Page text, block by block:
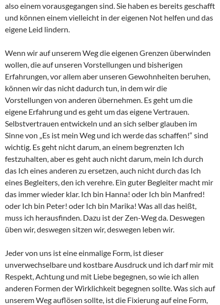
also einem vorausgegangen sind. Sie haben es bereits geschafft
und können einem vielleicht in der eigenen Not helfen und das
eigene Leid lindern.
Wenn wir auf unserem Weg die eigenen Grenzen überwinden
wollen, die auf unseren Vorstellungen und bisherigen
Erfahrungen, vor allem aber unseren Gewohnheiten beruhen,
können wir das nicht dadurch tun, in dem wir die
Vorstellungen von anderen übernehmen. Es geht um die
eigene Erfahrung und es geht um das eigene Vertrauen.
Selbstvertrauen entwickeln und an sich selber glauben im
Sinne von „Es ist mein Weg und ich werde das schaffen!“ sind
wichtig. Es geht nicht darum, an einem begrenzten Ich
festzuhalten, aber es geht auch nicht darum, mein Ich durch
das Ich eines anderen zu ersetzen, auch nicht durch das Ich
eines Begleiters, den ich verehre. Ein guter Begleiter macht mir
das immer wieder klar. Ich bin Hanna! oder Ich bin Manfred!
oder Ich bin Peter! oder Ich bin Marika! Was all das heißt,
muss ich herausfinden. Dazu ist der Zen-Weg da. Deswegen
üben wir, deswegen sitzen wir, deswegen leben wir.
Jeder von uns ist eine einmalige Form, ist dieser
unverwechselbare und kostbare Ausdruck und ich darf mir mit
Respekt, Achtung und mit Liebe begegnen, so wie ich allen
anderen Formen der Wirklichkeit begegnen sollte. Was sich auf
unserem Weg auflösen sollte, ist die Fixierung auf eine Form,